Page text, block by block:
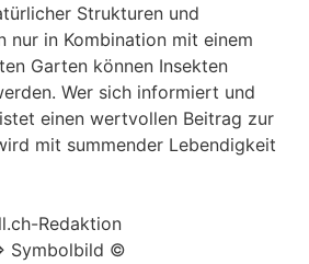
Strukturen und
nur in Kombination mit einem
Garten können Insekten
Wer sich informiert und
einen wertvollen Beitrag zur
mit summender Lebendigkeit
Redaktion
Symbolbild ©